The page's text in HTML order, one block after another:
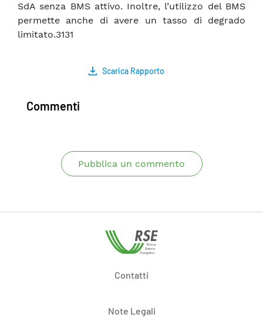
SdA senza BMS attivo. Inoltre, l’utilizzo del BMS
permette anche di avere un tasso di degrado
limitato.3131
Scarica Rapporto
Commenti
Pubblica un commento
Contatti
Note Legali